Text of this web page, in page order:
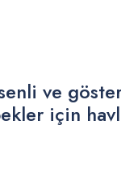
ve
için